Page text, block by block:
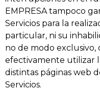
EMPRESA tampoco
Servicios para la
particular, ni su
no de modo
efectivamente utilizar
distintas páginas web
Servicios.